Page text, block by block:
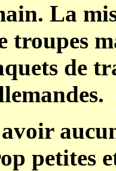
La
troupes
de
petites